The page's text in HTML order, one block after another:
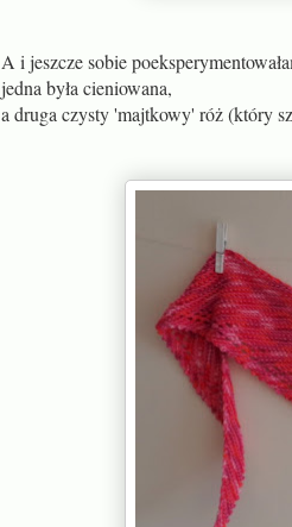
A i jeszcze sobie
jedna była cieniowana,
a druga czysty 'majtkowy' róż (który